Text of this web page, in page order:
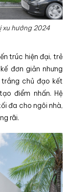
xu hướng 2024
trúc hiện đại, trẻ
đơn giản nhưng
chủ đạo kết
điểm nhấn. Hệ
đa cho ngôi nhà,
rãi.